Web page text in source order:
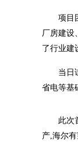
项目
厂房建设
了行业建
当日
省电等基
此次
产,海尔